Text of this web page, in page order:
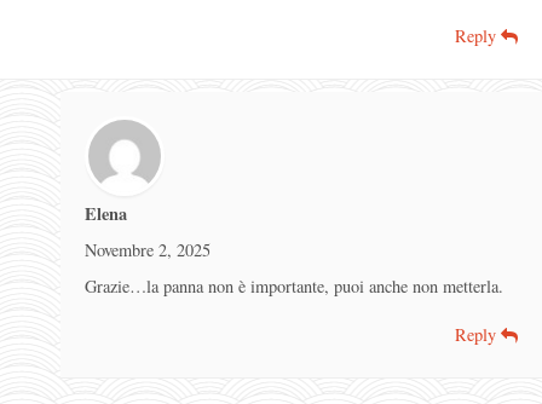
Reply
Elena
Novembre 2, 2025
Grazie…la panna non è importante, puoi anche non metterla.
Reply